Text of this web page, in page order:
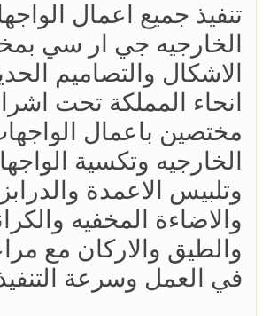
تنفيذ جميع اعمال
الخارجيه جي ار سي
الاشكال والتصاميم
انحاء المملكة تحت
مختصين باعمال
الخارجيه وتكسية
وتلبيس الاعمدة
والاضاءة المخفيه
والطيق والاركان مع
في العمل وسرعة